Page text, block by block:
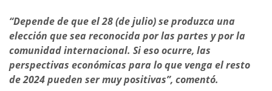
“Depende de que el 28 (de julio) se produzca una
elección que sea reconocida por las partes y por la
comunidad internacional. Si eso ocurre, las
perspectivas económicas para lo que venga el resto
de 2024 pueden ser muy positivas”, comentó.